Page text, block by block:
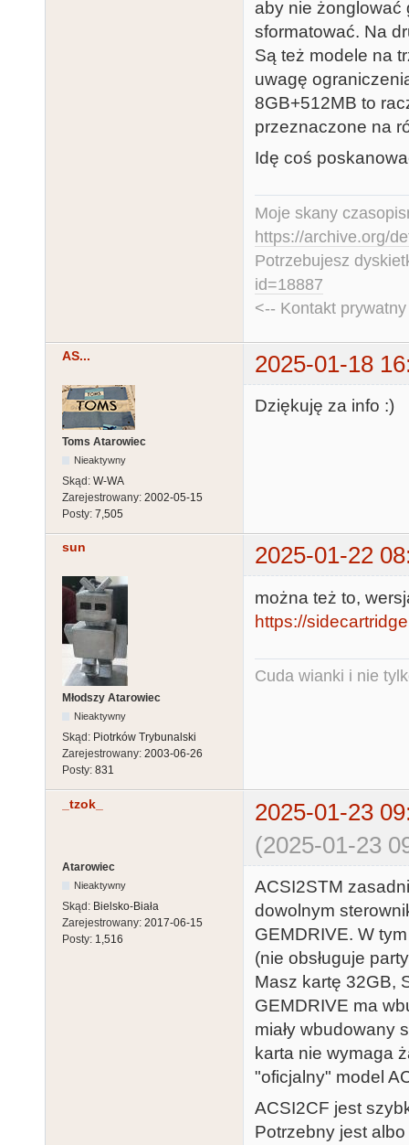
aby nie żonglować
sformatować. Na
Są też modele na
uwagę
8GB+512MB to
przeznaczone na
Idę coś
Moje skany
https://archive.org/
Potrzebujesz
id=18887
<-- Kontakt
AS... 2025-01-18
Toms Atarowiec
Nieaktywny
Skąd: W-WA
Zarejestrowany: 2002-05-15
Posty: 7,505
Dziękuję za info :)
sun 2025-01-22
Młodszy Atarowiec
Nieaktywny
Skąd: Piotrków Trybunalski
Zarejestrowany: 2003-06-26
Posty: 831
można też to,
https://
Cuda wianki i nie
_tzok_
2025-01-23
(2025-01-23
Atarowiec
Nieaktywny
Skąd: Bielsko-Biała
Zarejestrowany: 2017-06-15
Posty: 1,516
ACSI2STM
dowolnym
GEMDRIVE. W
(nie obsługuje
Masz kartę 32GB,
GEMDRIVE ma
miały wbudowany
karta nie wymaga
"oficjalny" model
ACSI2CF jest
Potrzebny jest